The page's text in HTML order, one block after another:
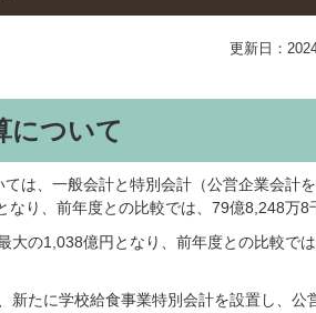
更新日：
について
は、一般会計と特別会計（公営企業会計
り、前年度との比較では、79億8,248万8
大の1,038億円となり、前年度との比較で
新たに学校給食事業特別会計を設置し、